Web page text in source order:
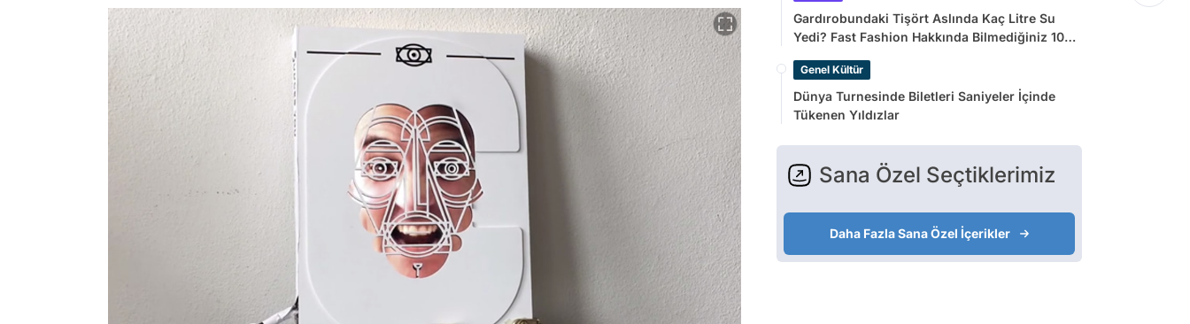
Gardırobundaki Tişört Aslında Kaç Litre Su
Yedi? Fast Fashion Hakkında Bilmediğiniz 10
Genel Kültür
Dünya Turnesinde Biletleri Saniyeler İçinde
Tükenen Yıldızlar
Sana Özel Seçtiklerimiz
Daha Fazla Sana Özel İçerikler